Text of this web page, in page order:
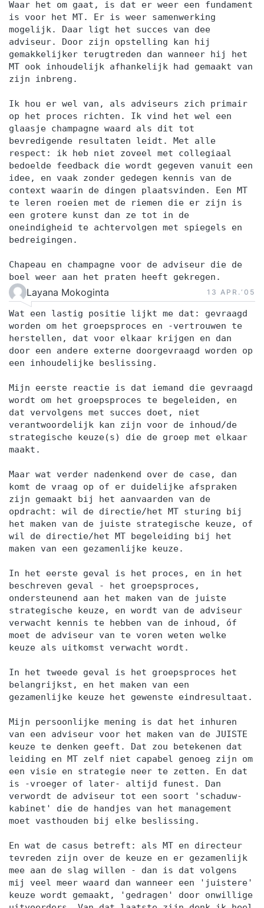
Waar het om gaat, is dat er weer een fundament
is voor het MT. Er is weer samenwerking
mogelijk. Daar ligt het succes van dee
adviseur. Door zijn opstelling kan hij
gemakkelijker terugtreden dan wanneer hij het
MT ook inhoudelijk afhankelijk had gemaakt van
zijn inbreng.
Ik hou er wel van, als adviseurs zich primair
op het proces richten. Ik vind het wel een
glaasje champagne waard als dit tot
bevredigende resultaten leidt. Met alle
respect: ik heb niet zoveel met collegiaal
bedoelde feedback die wordt gegeven vanuit een
idee, en vaak zonder gedegen kennis van de
context waarin de dingen plaatsvinden. Een MT
te leren roeien met de riemen die er zijn is
een grotere kunst dan ze tot in de
oneindigheid te achtervolgen met spiegels en
bedreigingen.
Chapeau en champagne voor de adviseur die de
boel weer aan het praten heeft gekregen.
Layana Mokoginta 13 APR.‘05
Wat een lastig positie lijkt me dat: gevraagd
worden om het groepsproces en -vertrouwen te
herstellen, dat voor elkaar krijgen en dan
door een andere externe doorgevraagd worden op
een inhoudelijke beslissing.
Mijn eerste reactie is dat iemand die gevraagd
wordt om het groepsproces te begeleiden, en
dat vervolgens met succes doet, niet
verantwoordelijk kan zijn voor de inhoud/de
strategische keuze(s) die de groep met elkaar
maakt.
Maar wat verder nadenkend over de case, dan
komt de vraag op of er duidelijke afspraken
zijn gemaakt bij het aanvaarden van de
opdracht: wil de directie/het MT sturing bij
het maken van de juiste strategische keuze, of
wil de directie/het MT begeleiding bij het
maken van een gezamenlijke keuze.
In het eerste geval is het proces, en in het
beschreven geval - het groepsproces,
ondersteunend aan het maken van de juiste
strategische keuze, en wordt van de adviseur
verwacht kennis te hebben van de inhoud, óf
moet de adviseur van te voren weten welke
keuze als uitkomst verwacht wordt.
In het tweede geval is het groepsproces het
belangrijkst, en het maken van een
gezamenlijke keuze het gewenste eindresultaat.
Mijn persoonlijke mening is dat het inhuren
van een adviseur voor het maken van de JUISTE
keuze te denken geeft. Dat zou betekenen dat
leiding en MT zelf niet capabel genoeg zijn om
een visie en strategie neer te zetten. En dat
is -vroeger of later- altijd funest. Dan
verwordt de adviseur tot een soort 'schaduw-
kabinet' die de handjes van het management
moet vasthouden bij elke beslissing.
En wat de casus betreft: als MT en directeur
tevreden zijn over de keuze en er gezamenlijk
mee aan de slag willen - dan is dat volgens
mij veel meer waard dan wanneer een 'juistere'
keuze wordt gemaakt, 'gedragen' door onwillige